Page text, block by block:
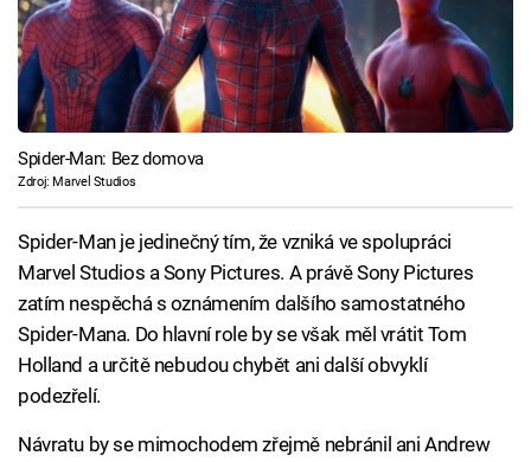
Spider-Man: Bez domova
Zdroj: Marvel Studios
Spider-Man je jedinečný tím, že vzniká ve spolupráci
Marvel Studios a Sony Pictures. A právě Sony Pictures
zatím nespěchá s oznámením dalšího samostatného
Spider-Mana. Do hlavní role by se však měl vrátit Tom
Holland a určitě nebudou chybět ani další obvyklí
podezřelí.
Návratu by se mimochodem zřejmě nebránil ani Andrew